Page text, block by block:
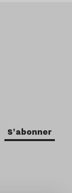
S'abonner